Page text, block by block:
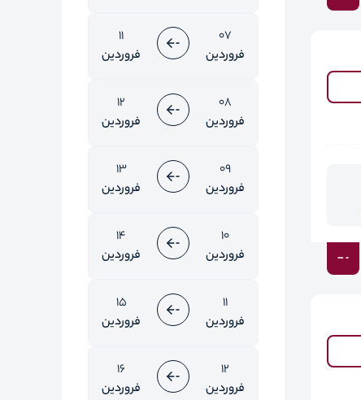
07
فروردین
11
فروردین
08
فروردین
12
فروردین
09
فروردین
13
فروردین
10
فروردین
14
فروردین
11
فروردین
15
فروردین
12
فروردین
16
فروردین